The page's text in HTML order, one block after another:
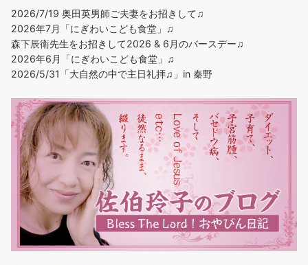
2026/7/19 奥田英男師ご夫妻をお招きして♫
2026年7月「にぎわいこども食堂」♫
森下辰衛先生をお招きして2026 & 6月のバースデー♫
2026年6月「にぎわいこども食堂」♫
2026/5/31「大自然の中で主日礼拝♫」in 秦野